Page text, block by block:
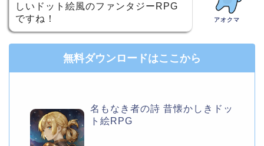
しいドット絵風のファンタジーRPG
ですね！
アオクマ
無料ダウンロードはここから
名もなき者の詩 昔懐かしきドッ
ト絵RPG